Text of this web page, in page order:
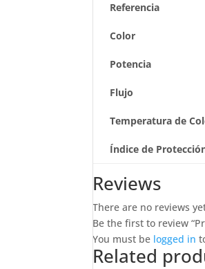
Referencia
Color
Potencia
Flujo
Temperatura de
Índice de
Reviews
There are no reviews
Be the first to review
You must be logged in
Related